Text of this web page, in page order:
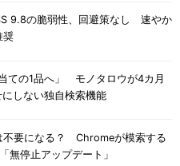
9.8の脆弱性、回避策なし 速やか
奨
ての1品へ」 モノタロウが4カ月
しない独自検索機能
不要になる？ Chromeが模索する
無停止アップデート」